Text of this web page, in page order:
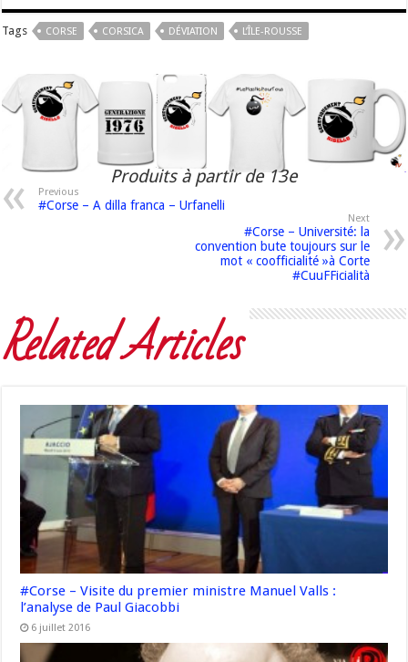
Tags CORSE CORSICA DÉVIATION L’ÎLE-ROUSSE
Produits à partir de 13e
Previous
#Corse – A dilla franca – Urfanelli
Next
#Corse – Université: la
convention bute toujours sur le
mot « coofficialité »à Corte
#CuuFFicialità
Related Articles
#Corse – Visite du premier ministre Manuel Valls :
l’analyse de Paul Giacobbi
6 juillet 2016